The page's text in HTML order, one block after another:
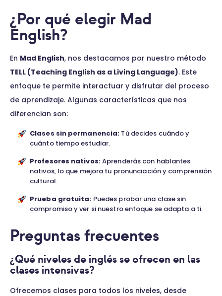
¿Por qué elegir Mad
English?
En Mad English, nos destacamos por nuestro método
TELL (Teaching English as a Living Language). Este
enfoque te permite interactuar y disfrutar del proceso
de aprendizaje. Algunas características que nos
diferencian son:
Clases sin permanencia: Tú decides cuándo y
cuánto tiempo estudiar.
Profesores nativos:Aprenderás con hablantes
nativos, lo que mejora tu pronunciación y comprensión
cultural.
Prueba gratuita: Puedes probar una clase sin
compromiso y ver si nuestro enfoque se adapta a ti.
Preguntas frecuentes
¿Qué niveles de inglés se ofrecen en las
clases intensivas?
Ofrecemos clases para todos los niveles, desde